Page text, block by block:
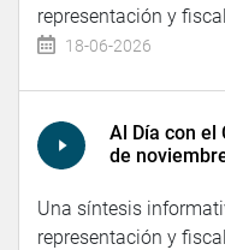
representación y
18-06-2026
Al Día con el
de
Una síntesis
representación y